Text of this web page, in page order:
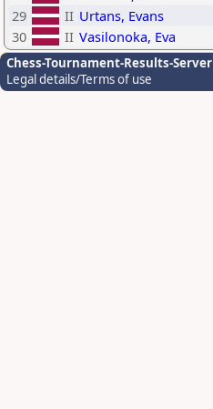
29
II Urtans, Evans
30
II Vasilonoka, Eva
Chess-Tournament-Results-Server
Legal details/Terms of use